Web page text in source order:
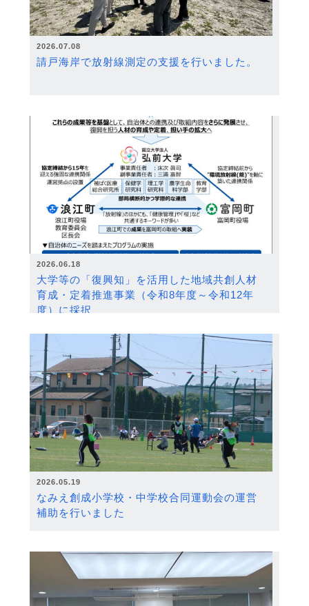
2026.07.08
請戸海岸で放射線測定の支援を行いました。
2026.06.18
大学等の「復興知」を活用した地域共創人材
育成・定着推進事業（令和8年度～令和12年
度）に採択
2026.05.19
なみえ創成小学校・中学校合同運動会の運営
補助を行いました